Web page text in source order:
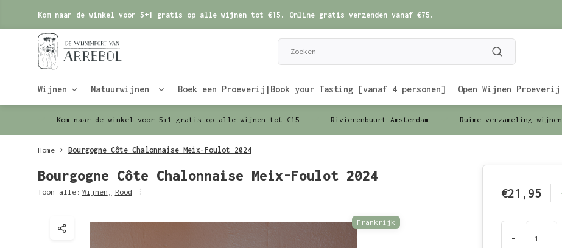
Kom naar de winkel voor 5+1 gratis op alle wijnen tot €15. Online gratis verzenden vanaf €75.
Wijnen Natuurwijnen Boek een Proeverij|Book your Tasting [vanaf 4 personen] Open Wijnen Proeverij
Kom naar de winkel voor 5+1 gratis op alle wijnen tot €15 Rivierenbuurt Amsterdam Ruime verzameling wijnen
Home Bourgogne Côte Chalonnaise Meix-Foulot 2024
Bourgogne Côte Chalonnaise Meix-Foulot 2024
Toon alle: Wijnen , Rood
Frankrijk
€21,95
-